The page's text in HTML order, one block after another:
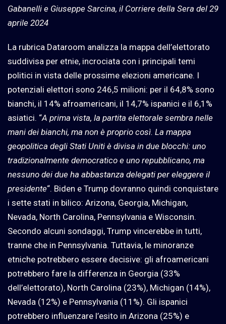
Gabanelli e Giuseppe Sarcina, il Corriere della Sera del 29
aprile 2024
La rubrica Dataroom analizza la mappa dell’elettorato
suddivisa per etnie, incrociata con i principali temi
politici in vista delle prossime elezioni americane. I
potenziali elettori sono 246,5 milioni: per il 64,8% sono
bianchi, il 14% afroamericani, il 14,7% ispanici e il 6,1%
asiatici. “A prima vista, la partita elettorale sembra nelle
mani dei bianchi, ma non è proprio così. La mappa
geopolitica degli Stati Uniti è divisa in due blocchi: uno
tradizionalmente democratico e uno repubblicano, ma
nessuno dei due ha abbastanza delegati per eleggere il
presidente“. Biden e Trump dovranno quindi conquistare
i sette stati in bilico: Arizona, Georgia, Michigan,
Nevada, North Carolina, Pennsylvania e Wisconsin.
Secondo alcuni sondaggi, Trump vincerebbe in tutti,
tranne che in Pennsylvania. Tuttavia, le minoranze
etniche potrebbero essere decisive: gli afroamericani
potrebbero fare la differenza in Georgia (33%
dell’elettorato), North Carolina (23%), Michigan (14%),
Nevada (12%) e Pennsylvania (11%). Gli ispanici
potrebbero influenzare l’esito in Arizona (25%) e